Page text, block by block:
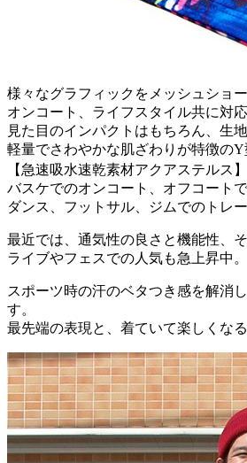
様々なグラフィックをメッシュショ
オンコート、ライフスタイル共に対
見た目のインパクトはもちろん、生
軽量でさわやかな肌ざわりが特徴の
【急速吸水速乾素材アクアステルス
バスケでのオンコート、オフコート
ダンス、フットサル、ジムでのトレ
最近では、通気性の良さと機能性、
ライブやフェスでの人気も急上昇中。
スポーツ時の汗のベタつき感を解消
す。
最先端の表現と、着ていて楽しくな